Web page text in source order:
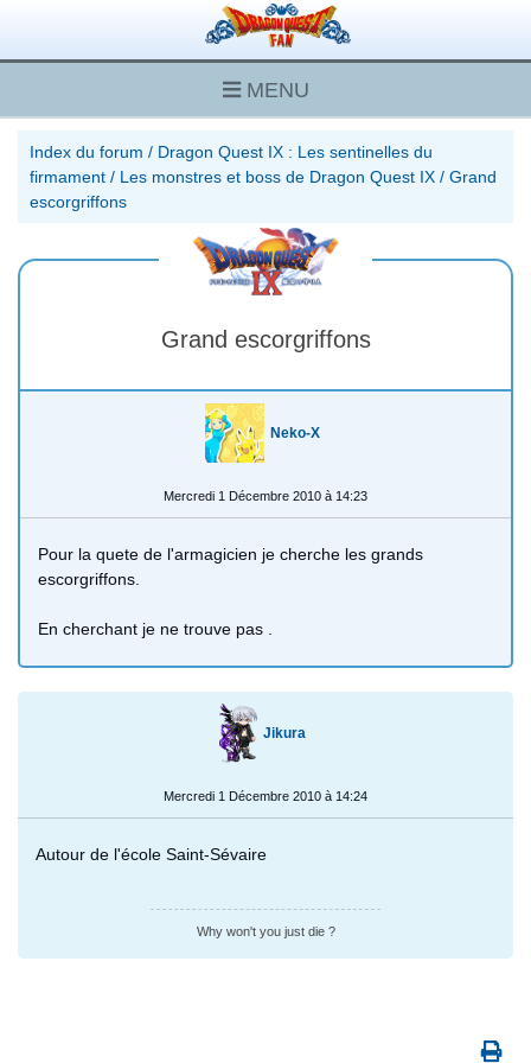
MENU
Index du forum / Dragon Quest IX : Les sentinelles du
firmament / Les monstres et boss de Dragon Quest IX / Grand
escorgriffons
Grand escorgriffons
Neko-X
Mercredi 1 Décembre 2010 à 14:23
Pour la quete de l'armagicien je cherche les grands
escorgriffons.
En cherchant je ne trouve pas .
Jikura
Mercredi 1 Décembre 2010 à 14:24
Autour de l'école Saint-Sévaire
Why won't you just die ?